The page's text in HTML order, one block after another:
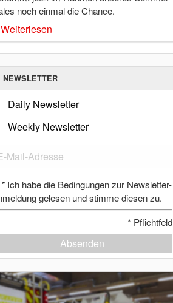
noch einmal die Chance.
Weiterlesen
NEWSLETTER
Daily Newsletter
Weekly Newsletter
* Ich habe die Bedingungen zur Newsletter-
gelesen und stimme diesen zu.
* Pflichtfeld
Absenden